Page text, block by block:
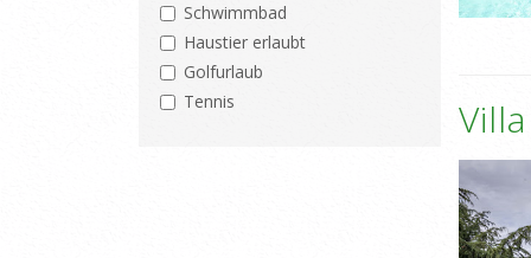
Schwimmbad
Haustier erlaubt
Golfurlaub
Tennis